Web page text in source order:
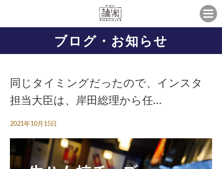
ブログ・お知らせ
同じタイミングだったので、インスタ
担当大臣は、岸田総理から任…
2021年10月15日